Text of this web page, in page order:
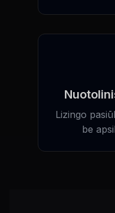
Lizingo
be